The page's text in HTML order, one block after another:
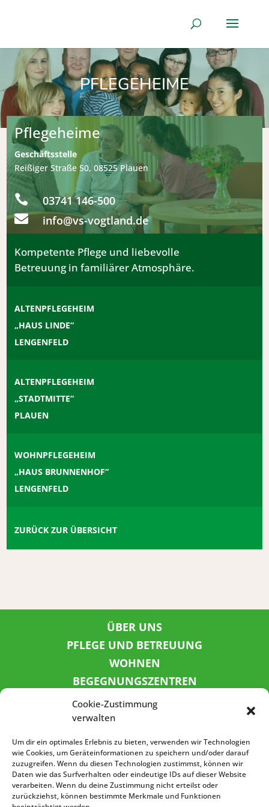
Cookie-Zustimmung
verwalten
Um dir ein optimales Erlebnis zu bieten, verwenden wir Technologien
wie Cookies, um Geräteinformationen zu speichern und/oder darauf
zuzugreifen. Wenn du diesen Technologien zustimmst, können wir
Daten wie das Surfverhalten oder eindeutige IDs auf dieser Website
verarbeiten. Wenn du deine Zustimmung nicht erteilst oder
zurückziehst, können bestimmte Merkmale und Funktionen
PFLEGEHEIME
Pflegeheime
Geschäftsstelle
Reißiger Straße 50, 08525 Plauen
 03741 146-500
 info@vs-vogtland.de
Kompetente Pflege und liebevolle
Betreuung in familiärer Atmosphäre.
ALTENPFLEGEHEIM
„HAUS LINDE“
LENGENFELD
ALTENPFLEGEHEIM
„STADTMITTE“
PLAUEN
WOHNPFLEGEHEIM
„HAUS BRUNNENHOF“
LENGENFELD
ZURÜCK ZUR ÜBERSICHT
ÜBER UNS
PFLEGE UND BETREUUNG
WOHNEN
BEGEGNUNGSZENTREN
KINDER UND JUGEND
KONTAKT
SPENDENKONTO
Sozialbank
IBAN: DE72 3702 0500 0001 5520 00